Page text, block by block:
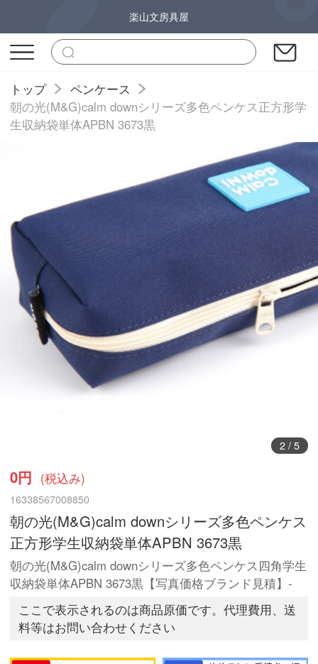
楽山文房具屋
トップ
ペンケース
朝の光(M&G)calm downシリーズ多色ペンケス正方形学
生収納袋単体APBN 3673黒
3/ 5
0円 (税込み)
16338567008850
朝の光(M&G)calm downシリーズ多色ペンケス
正方形学生収納袋単体APBN 3673黒
朝の光(M&G)calm downシリーズ多色ペンケス四角学生
収納袋単体APBN 3673黒【写真価格ブランド見積】-
ここで表示されるのは商品原価です。代理費用、送
料等はお問い合わせください